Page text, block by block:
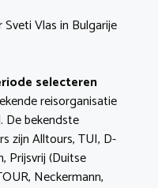
Vlas in Bulgarije
selecteren
reisorganisatie
De bekendste
zijn Alltours, TUI, D-
Prijsvrij (Duitse
Neckermann,